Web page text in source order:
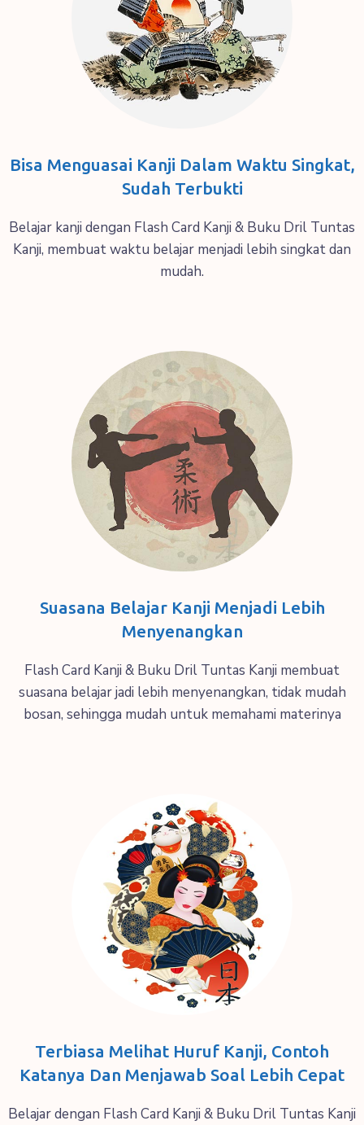
Bisa Menguasai Kanji Dalam Waktu Singkat,
Sudah Terbukti
Belajar kanji dengan Flash Card Kanji & Buku Dril Tuntas
Kanji, membuat waktu belajar menjadi lebih singkat dan
mudah.
Suasana Belajar Kanji Menjadi Lebih
Menyenangkan
Flash Card Kanji & Buku Dril Tuntas Kanji membuat
suasana belajar jadi lebih menyenangkan, tidak mudah
bosan, sehingga mudah untuk memahami materinya
Terbiasa Melihat Huruf Kanji, Contoh
Katanya Dan Menjawab Soal Lebih Cepat
Belajar dengan Flash Card Kanji & Buku Dril Tuntas Kanji